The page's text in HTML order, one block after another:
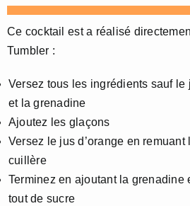
Ce cocktail est a réalisé
Tumbler :
Versez tous les ingrédients sauf le
et la grenadine
Ajoutez les glaçons
Versez le jus d’orange en
cuillère
Terminez en ajoutant la grenadine
tout de sucre